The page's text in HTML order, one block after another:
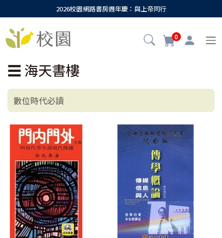
2026校園網路書房週年慶：與上帝同行
0
☰ 海天書樓
數位時代必讀